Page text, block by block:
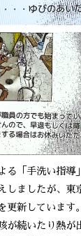
る「手洗い指導
しましたが、
更新しています
が続いたり熱が